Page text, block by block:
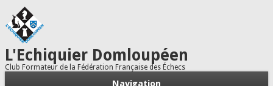
L'Echiquier Domloupéen
Club Formateur de la Fédération Française des Échecs
Navigation